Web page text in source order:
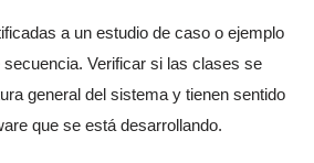
a un estudio de caso o ejemplo
Verificar si las clases se
general del sistema y tienen sentido
que se está desarrollando.